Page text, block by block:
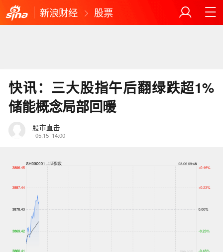
新浪财经 股票
快讯：三大股指午后翻绿跌超1%
储能概念局部回暖
股市直击
05.15 14:00